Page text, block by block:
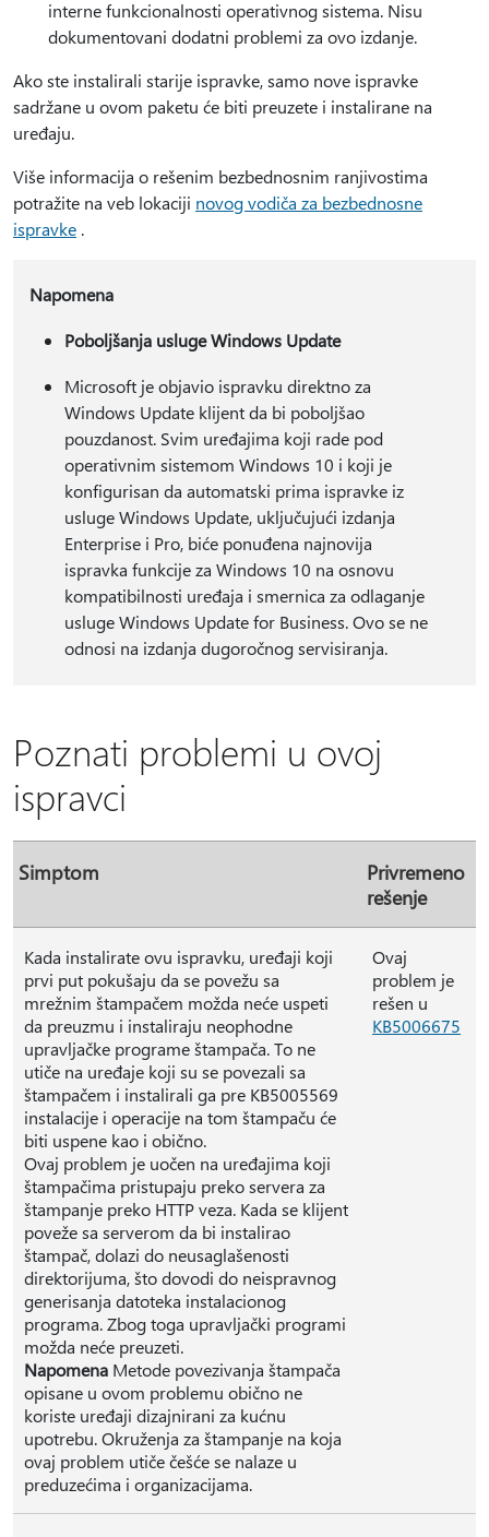
interne funkcionalnosti operativnog sistema. Nisu
dokumentovani dodatni problemi za ovo izdanje.
Ako ste instalirali starije ispravke, samo nove ispravke
sadržane u ovom paketu će biti preuzete i instalirane na
uređaju.
Više informacija o rešenim bezbednosnim ranjivostima
potražite na veb lokaciji novog vodiča za bezbednosne
ispravke .
Napomena
Poboljšanja usluge Windows Update
Microsoft je objavio ispravku direktno za
Windows Update klijent da bi poboljšao
pouzdanost. Svim uređajima koji rade pod
operativnim sistemom Windows 10 i koji je
konfigurisan da automatski prima ispravke iz
usluge Windows Update, uključujući izdanja
Enterprise i Pro, biće ponuđena najnovija
ispravka funkcije za Windows 10 na osnovu
kompatibilnosti uređaja i smernica za odlaganje
usluge Windows Update for Business. Ovo se ne
odnosi na izdanja dugoročnog servisiranja.
Poznati problemi u ovoj
ispravci
Simptom
Privremeno
rešenje
Kada instalirate ovu ispravku, uređaji koji
prvi put pokušaju da se povežu sa
mrežnim štampačem možda neće uspeti
da preuzmu i instaliraju neophodne
upravljačke programe štampača. To ne
utiče na uređaje koji su se povezali sa
štampačem i instalirali ga pre KB5005569
instalacije i operacije na tom štampaču će
biti uspene kao i obično.
Ovaj problem je uočen na uređajima koji
štampačima pristupaju preko servera za
štampanje preko HTTP veza. Kada se klijent
poveže sa serverom da bi instalirao
štampač, dolazi do neusaglašenosti
direktorijuma, što dovodi do neispravnog
generisanja datoteka instalacionog
programa. Zbog toga upravljački programi
možda neće preuzeti.
Napomena Metode povezivanja štampača
opisane u ovom problemu obično ne
koriste uređaji dizajnirani za kućnu
upotrebu. Okruženja za štampanje na koja
ovaj problem utiče češće se nalaze u
preduzećima i organizacijama.
Ovaj
problem je
rešen u
KB5006675